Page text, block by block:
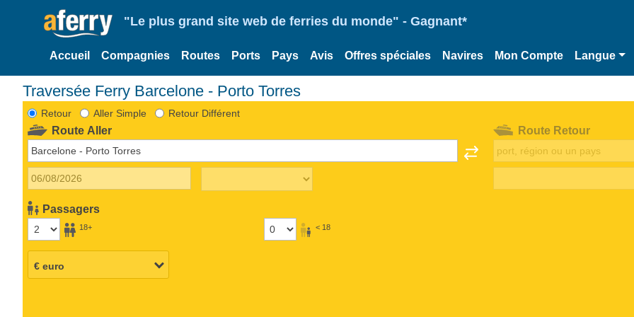
"Le plus grand site web de ferries du monde" - Gagnant*
Accueil Compagnies Routes Ports Pays Avis Offres spéciales Navires Mon Compte Langue
Traversée Ferry Barcelone - Porto Torres
Retour Aller Simple Retour Différent
Route Aller
Passagers
18+ < 18
Route Retour